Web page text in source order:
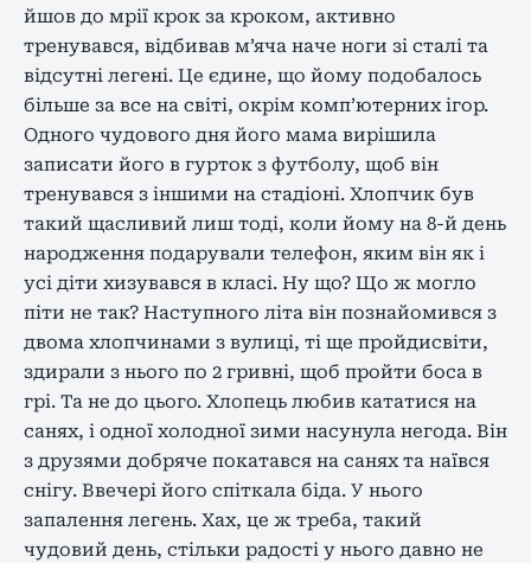
йшов до мрії крок за кроком, активно
тренувався, відбивав м’яча наче ноги зі сталі та
відсутні легені. Це єдине, що йому подобалось
більше за все на світі, окрім комп’ютерних ігор.
Одного чудового дня його мама вирішила
записати його в гурток з футболу, щоб він
тренувався з іншими на стадіоні. Хлопчик був
такий щасливий лиш тоді, коли йому на 8-й день
народження подарували телефон, яким він як і
усі діти хизувався в класі. Ну що? Що ж могло
піти не так? Наступного літа він познайомився з
двома хлопчинами з вулиці, ті ще пройдисвіти,
здирали з нього по 2 гривні, щоб пройти боса в
грі. Та не до цього. Хлопець любив кататися на
санях, і одної холодної зими насунула негода. Він
з друзями добряче покатався на санях та наївся
снігу. Ввечері його спіткала біда. У нього
запалення легень. Хах, це ж треба, такий
чудовий день, стільки радості у нього давно не